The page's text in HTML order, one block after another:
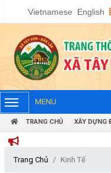
Vietnamese English
MENU
TRANG CHỦ XÂY DỰNG
Trang Chủ Kinh Tế